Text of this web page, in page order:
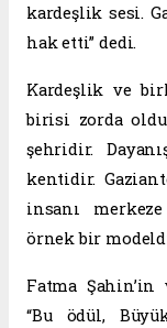
kardeşlik sesi.
hak etti” dedi.
Kardeşlik ve
birisi zorda
şehridir.
kentidir.
insanı
örnek bir
Fatma
“Bu ödül,